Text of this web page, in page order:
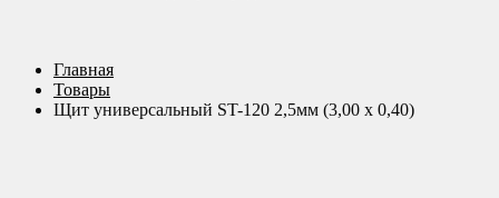
Главная
Товары
Щит универсальный ST-120 2,5мм (3,00 х 0,40)